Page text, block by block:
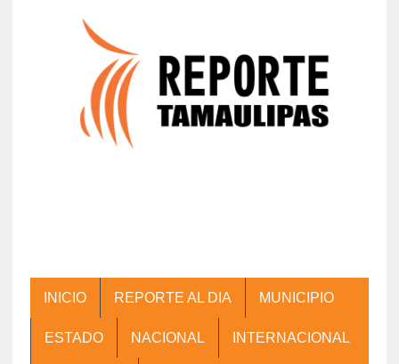
INICIO REPORTE AL DIA MUNICIPIO
ESTADO NACIONAL INTERNACIONAL